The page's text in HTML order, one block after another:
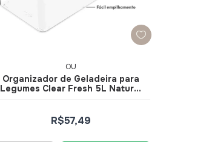
OU
Organizador de Geladeira para
Legumes Clear Fresh 5L Natural
R$57,49